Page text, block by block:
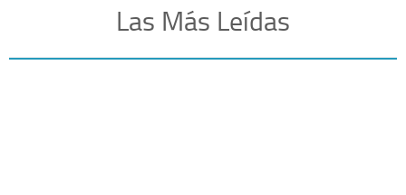
Las Más Leídas